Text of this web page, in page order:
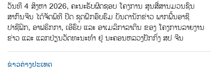
ວັນທີ 4 ສິງຫາ 2026, ຄະນະຮັບຜິດຊອບ ໂຄງການ ສູນສື່ສານມວນຊົນ
ສາກົນຈີນ ໄດ້ຈັດພິທີ ປີດ ຊຸດຝຶກອົບຮົມ ບັນດານັກຂ່າວ ພາກພື້ນອາຊີ
ປາຊີຟິກ, ອາຟຣິກກາ, ເອີຣົບ ແລະ ອາເມລິກາລາຕິນ ຂອງ ໂຄງການລາຍງານ
ຂ່າວ ແລະ ແລກປ່ຽນວັດທະນະທຳ ຢູ່ ນະຄອນຫລວງປັກກິ່ງ ສປ ຈີນ
ຂ່າວຕ່າງປະເທດ